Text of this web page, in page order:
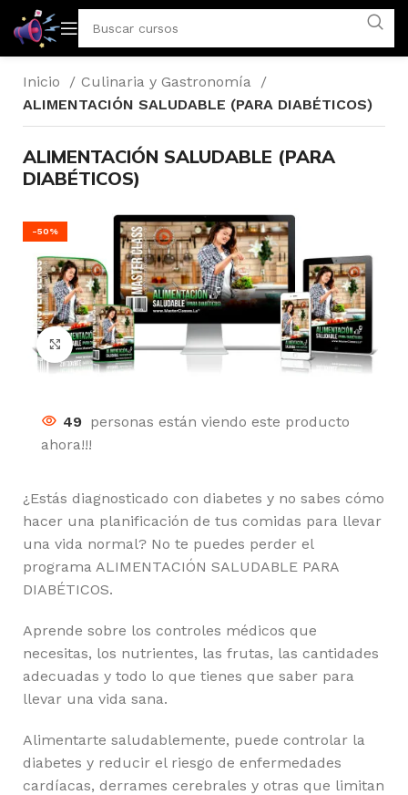
Inicio
Culinaria y Gastronomía
ALIMENTACIÓN SALUDABLE (PARA DIABÉTICOS)
ALIMENTACIÓN SALUDABLE (PARA
DIABÉTICOS)
-50%
Click to enlarge
49 personas están viendo este producto
ahora!!!
¿Estás diagnosticado con diabetes y no sabes cómo
hacer una planificación de tus comidas para llevar
una vida normal? No te puedes perder el
programa ALIMENTACIÓN SALUDABLE PARA
DIABÉTICOS.
Aprende sobre los controles médicos que
necesitas, los nutrientes, las frutas, las cantidades
adecuadas y todo lo que tienes que saber para
llevar una vida sana.
Alimentarte saludablemente, puede controlar la
diabetes y reducir el riesgo de enfermedades
cardíacas, derrames cerebrales y otras que limitan